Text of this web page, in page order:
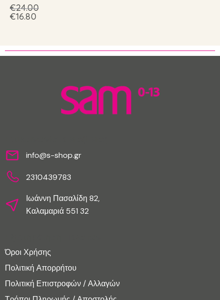
€24.00
€16.80
info@s-shop.gr
2310439783
Ιωάννη Πασαλίδη 82,
Καλαμαριά 551 32
Όροι Χρήσης
Πολιτική Απορρήτου
Πολιτική Επιστροφών / Αλλαγών